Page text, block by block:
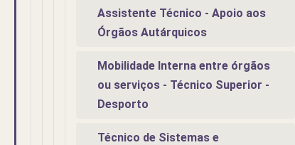
Assistente Técnico - Apoio aos
Órgãos Autárquicos
Mobilidade Interna entre órgãos
ou serviços - Técnico Superior -
Desporto
Técnico de Sistemas e